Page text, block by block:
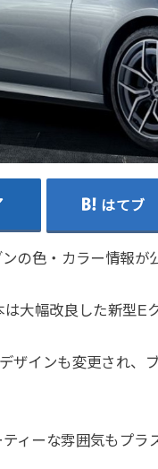
はてブ
の色・カラー情報が
大幅改良した新型E
ザインも変更され、
ィーな雰囲気もプラ